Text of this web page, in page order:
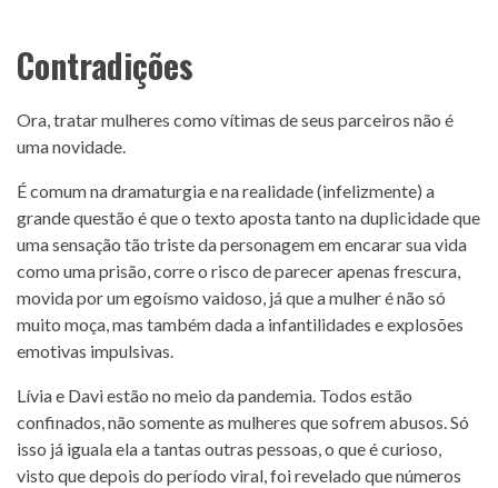
Contradições
Ora, tratar mulheres como vítimas de seus parceiros não é
uma novidade.
É comum na dramaturgia e na realidade (infelizmente) a
grande questão é que o texto aposta tanto na duplicidade que
uma sensação tão triste da personagem em encarar sua vida
como uma prisão, corre o risco de parecer apenas frescura,
movida por um egoísmo vaidoso, já que a mulher é não só
muito moça, mas também dada a infantilidades e explosões
emotivas impulsivas.
Lívia e Davi estão no meio da pandemia. Todos estão
confinados, não somente as mulheres que sofrem abusos. Só
isso já iguala ela a tantas outras pessoas, o que é curioso,
visto que depois do período viral, foi revelado que números